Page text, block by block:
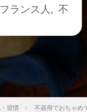
フランス人
不
習慣 不器用でおちゃめ